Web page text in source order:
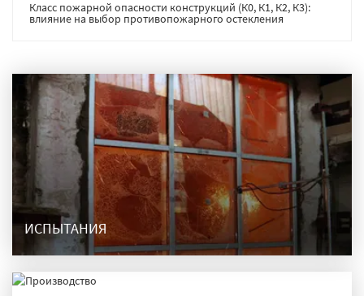
Класс пожарной опасности конструкций (К0, К1, К2, К3):
влияние на выбор противопожарного остекления
ИСПЫТАНИЯ